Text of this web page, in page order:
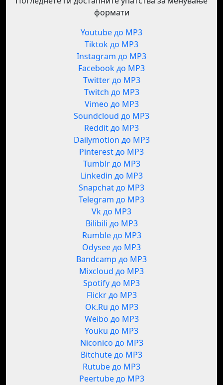
формати
Youtube до MP3
Tiktok до MP3
Instagram до MP3
Facebook до MP3
Twitter до MP3
Twitch до MP3
Vimeo до MP3
Soundcloud до MP3
Reddit до MP3
Dailymotion до MP3
Pinterest до MP3
Tumblr до MP3
Linkedin до MP3
Snapchat до MP3
Telegram до MP3
Vk до MP3
Bilibili до MP3
Rumble до MP3
Odysee до MP3
Bandcamp до MP3
Mixcloud до MP3
Spotify до MP3
Flickr до MP3
Ok.Ru до MP3
Weibo до MP3
Youku до MP3
Niconico до MP3
Bitchute до MP3
Rutube до MP3
Peertube до MP3